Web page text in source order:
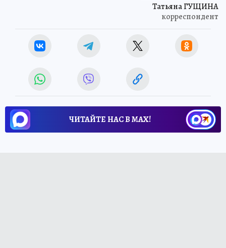
Татьяна ГУЩИНА
корреспондент
ЧИТАЙТЕ НАС В МАХ!